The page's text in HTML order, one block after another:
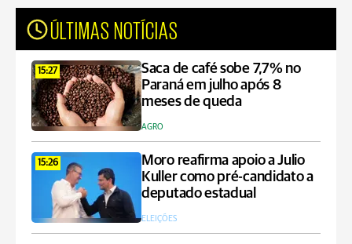
ÚLTIMAS NOTÍCIAS
15:27
Saca de café sobe 7,7% no
Paraná em julho após 8
meses de queda
AGRO
15:26
Moro reafirma apoio a Julio
Kuller como pré-candidato a
deputado estadual
ELEIÇÕES